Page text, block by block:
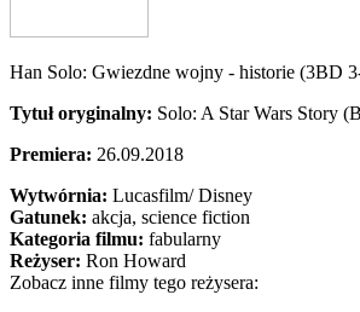
Han Solo: Gwiezdne wojny - historie (3BD
Tytuł oryginalny: Solo: A Star Wars Story
Premiera: 26.09.2018
Wytwórnia: Lucasfilm/ Disney
Gatunek: akcja, science fiction
Kategoria filmu: fabularny
Reżyser: Ron Howard
Zobacz inne filmy tego reżysera: